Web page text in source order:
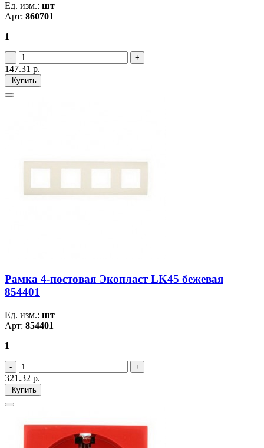
Ед. изм.: шт
Арт: 860701
1
147.31 р.
Купить
Рамка 4-постовая Экопласт LK45 бежевая
854401
Ед. изм.: шт
Арт: 854401
1
321.32 р.
Купить